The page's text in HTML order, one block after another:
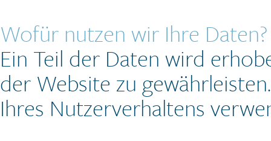
Wofür nutzen wir Ihre Daten?
Ein Teil der Daten wird
der Website zu
Ihres Nutzerverhaltens